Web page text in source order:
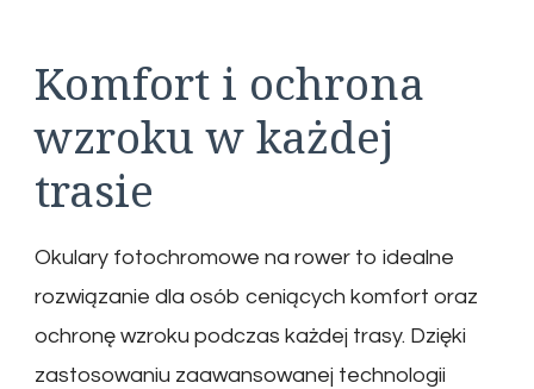
Komfort i ochrona
wzroku w każdej
trasie
Okulary fotochromowe na rower to idealne
rozwiązanie dla osób ceniących komfort oraz
ochronę wzroku podczas każdej trasy. Dzięki
zastosowaniu zaawansowanej technologii